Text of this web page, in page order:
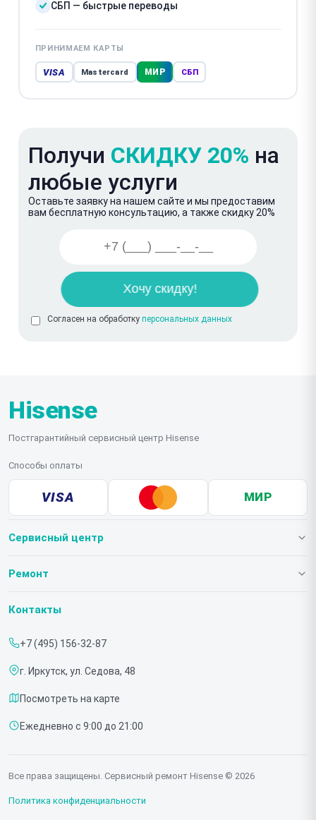
СБП — быстрые переводы
ПРИНИМАЕМ КАРТЫ
VISA Mastercard МИР СБП
Получи СКИДКУ 20% на
любые услуги
Оставьте заявку на нашем сайте и мы предоставим
вам бесплатную консультацию, а также скидку 20%
Согласен на обработку персональных данных
Hisense
Постгарантийный сервисный центр Hisense
Способы оплаты
VISA МИР
Сервисный центр
О нашем сервисе
Срочный ремонт
Доставка и способы оплаты
Диагностика
Контакты
Ремонт
Телевизоров
Проекторов
Контакты
+7 (495) 156-32-87
г. Иркутск, ул. Седова, 48
Посмотреть на карте
Ежедневно с 9:00 до 21:00
Все права защищены. Сервисный ремонт Hisense © 2026
Политика конфиденциальности